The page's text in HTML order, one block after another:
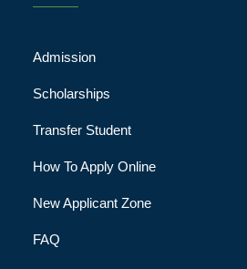
Admission
Scholarships
Transfer Student
How To Apply Online
New Applicant Zone
FAQ